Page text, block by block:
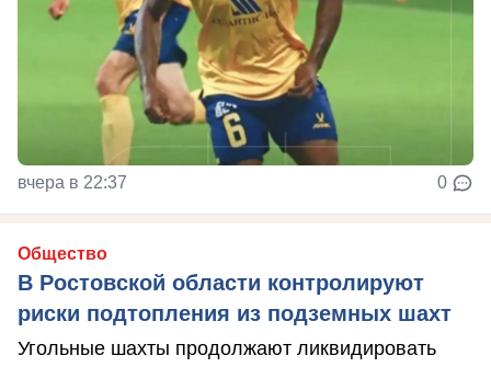
вчера в 22:37 0
Общество
В Ростовской области контролируют
риски подтопления из подземных шахт
Угольные шахты продолжают ликвидировать